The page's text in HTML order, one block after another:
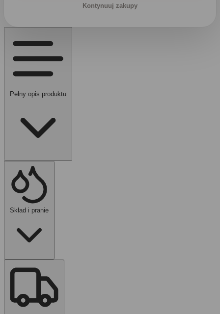
Kontynuuj zakupy
Pełny opis produktu
6 sztuk
Losowy mix
stylizacja.
Wygoda- zakładasz i idziesz dalej.
Skład i pranie